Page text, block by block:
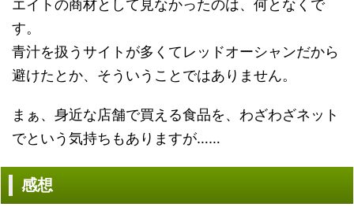
エイトの商材として見なかったのは、何となくで
す。
青汁を扱うサイトが多くてレッドオーシャンだから
避けたとか、そういうことではありません。
まぁ、身近な店舗で買える食品を、わざわざネット
でという気持ちもありますが……
感想